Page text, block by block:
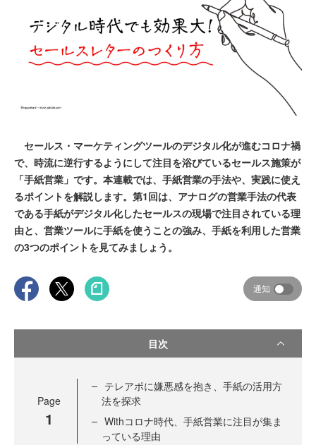
セールス・マーケティングツールのデジタル化が進むコロナ禍
で、時流に逆行するようにして注目を浴びているセールス施策が
「手紙営業」です。本連載では、手紙営業の手法や、実践に使え
るポイントを解説します。第1回は、アナログの営業手法の代表
である手紙がデジタル化したセールスの現場で注目されている理
由と、営業ツールに手紙を使うことの強み、手紙を利用した営業
の3つのポイントを見てみましょう。
通知
目次
Page
1
テレアポに嫌悪感を抱き、手紙の活用方
法を探求
Withコロナ時代、手紙営業に注目が集ま
っている理由